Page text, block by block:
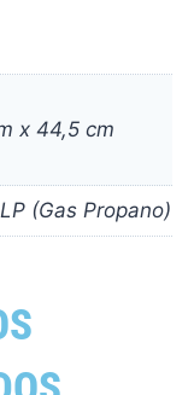
x 44,5 cm
(Gas Propano)